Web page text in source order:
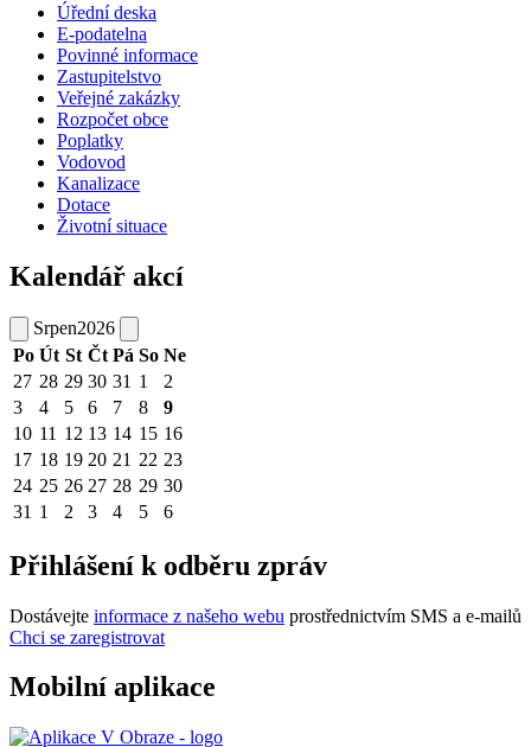
Úřední deska
E-podatelna
Povinné informace
Zastupitelstvo
Veřejné zakázky
Rozpočet obce
Poplatky
Vodovod
Kanalizace
Dotace
Životní situace
Kalendář akcí
Srpen2026
Po Út St Čt Pá So Ne
27 28 29 30 31 1
2
3
4 5 6 7 8
9
10 11 12 13 14 15 16
17 18 19 20 21 22 23
24 25 26 27 28 29 30
31 1 2 3 4 5 6
Přihlášení k odběru zpráv
Dostávejte informace z našeho webu prostřednictvím SMS a e-mailů
Chci se zaregistrovat
Mobilní aplikace